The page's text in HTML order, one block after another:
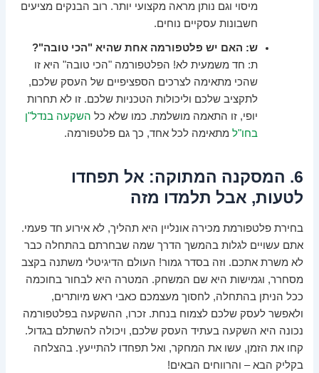
מיסוי וגם נותן מראה מקצועי יותר. רוב הבנקים מציעים
חשבונות עסקיים נוחים.
ש: האם יש פלטפורמה אחת שהיא "הכי טובה"?
ת: חד משמעית לא! הפלטפורמה "הכי טובה" היא זו
שהכי מתאימה לצרכים הספציפיים של העסק שלכם,
לתקציב שלכם וליכולות הטכניות שלכם. זו לא תחרות
יופי, זו התאמה מושלמת. כמו שלא כל השקעה בנדל"ן
בחו"ל מתאימה לכל אחד, כך גם פלטפורמה.
6. המסקנה המתוקה: אל תפחדו
לטעות, אבל תלמדו מזה
בחירת פלטפורמת מכירה אונליין היא תהליך, לא אירוע חד פעמי.
אתם עשויים לגלות בהמשך הדרך שמה שבחרתם בהתחלה כבר
לא משרת אתכם. וזה בסדר גמור! העולם הדיגיטלי משתנה בקצב
מסחרר, וגמישות היא שם המשחק. המטרה היא לבחור בחוכמה
ככל הניתן בהתחלה, לחסוך מעצמכם כאבי ראש מיותרים,
ולאפשר לעסק שלכם לצמוח בנחת. זכרו, ההשקעה בפלטפורמה
נכונה היא השקעה בעתיד העסק שלכם, ויכולה להשתלם בגדול.
קחו את הזמן, עשו את המחקר, ואל תפחדו להתייעץ. בהצלחה
בקליק הבא – והרווחים הבאים!